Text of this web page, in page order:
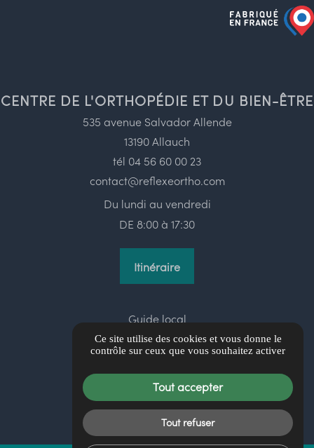
CENTRE DE L'ORTHOPÉDIE ET DU BIEN-ÊTRE
535 avenue Salvador Allende
13190 Allauch
tél 04 56 60 00 23
contact@reflexeortho.com
Du lundi au vendredi
DE 8:00 à 17:30
Itinéraire
Guide local
Informations complémentaires
Mentions légales
Politique de confidentialité
Gestion des cookies
Ce site utilise des cookies et vous donne le
contrôle sur ceux que vous souhaitez activer
Tout accepter
Tout refuser